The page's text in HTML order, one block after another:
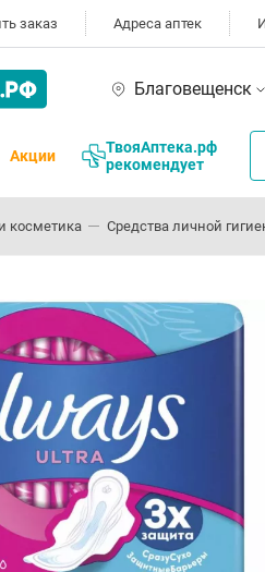
заказ Адреса аптек
Благовещенск
Акции
ТвояАптека.рф
рекомендует
косметика Средства личной